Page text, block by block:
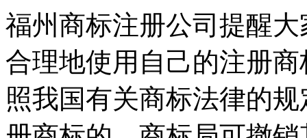
福州商标注册公司提醒
合理地使用自己的注册
照我国有关商标法律的